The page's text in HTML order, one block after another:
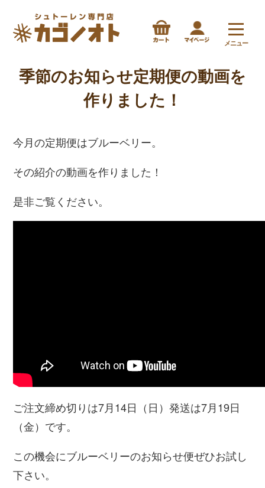
メニュー
季節のお知らせ定期便の動画を
作りました！
今月の定期便はブルーベリー。
その紹介の動画を作りました！
是非ご覧ください。
ご注文締め切りは7月14日（日）発送は7月19日
（金）です。
この機会にブルーベリーのお知らせ便ぜひお試し
下さい。